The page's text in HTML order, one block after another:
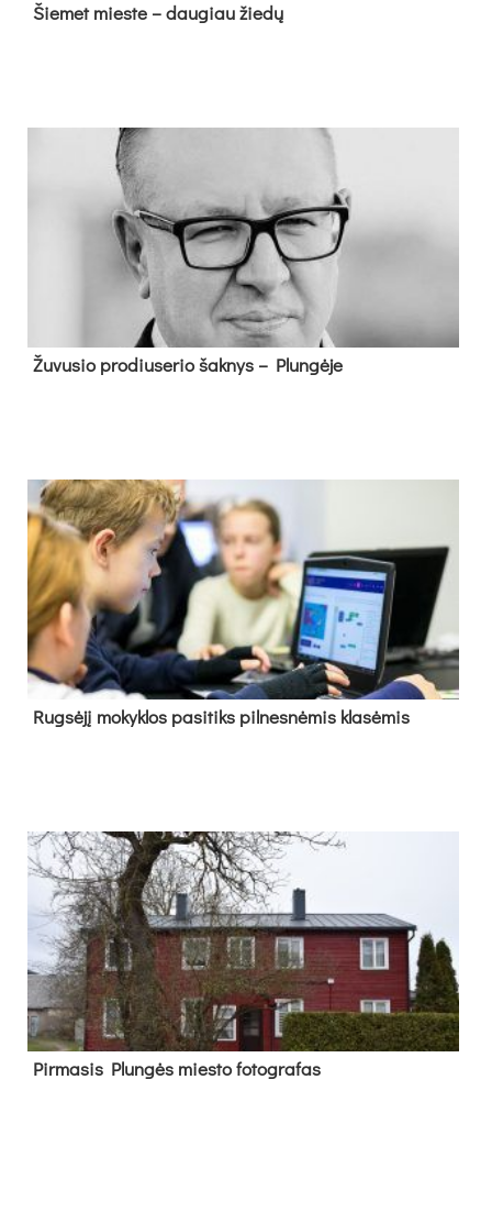
Šie­met mies­te – dau­giau žie­dų
Žu­vu­sio pro­diu­se­rio šak­nys – Plun­gė­je
Rug­sė­jį mo­kyk­los pa­si­tiks pil­nes­nė­mis kla­sė­mis
Pir­ma­sis Plun­gės mies­to fo­tog­ra­fas